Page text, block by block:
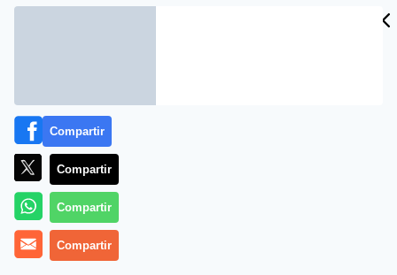
La capacidad de una plataforma para ofrecer una
Compartir
Compartir
Compartir
Compartir